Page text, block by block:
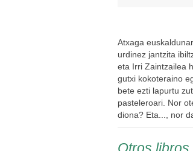
Atxaga
urdinez jantzita
eta Irri Zaintzailea
gutxi kokoteraino
bete ezti lapurtu
pasteleroari. Nor
diona? Eta..., nor
Otros